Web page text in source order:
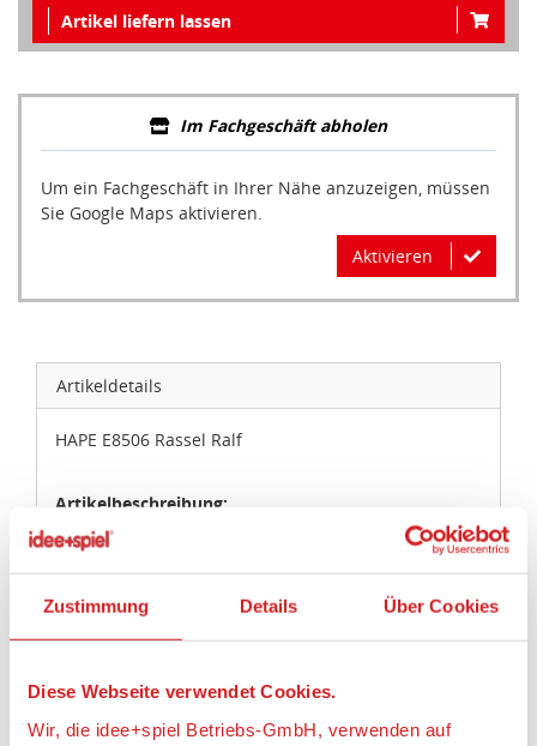
Zustimmung Details Über Cookies
Diese Webseite verwendet Cookies.
Wir, die idee+spiel Betriebs-GmbH, verwenden auf
Artikel liefern lassen
Im Fachgeschäft abholen
Um ein Fachgeschäft in Ihrer Nähe anzuzeigen, müssen
Sie Google Maps aktivieren.
Aktivieren
Artikeldetails
HAPE E8506 Rassel Ralf
Artikelbeschreibung:
Diese Babyrassel Ralf besteht aus zwei Teilen, wobei
der eine aus Holz und der andere aus Kunststoff ist.
Dreht man beide Teile, klickt die Rassel. Zudem lässt
sie sich rollen. Mit ihrerMultifunktionalität stillt sie
die Neugier Ihres kleinen Schatzes, der ab 3 Monate
Artikeleigenschaften: